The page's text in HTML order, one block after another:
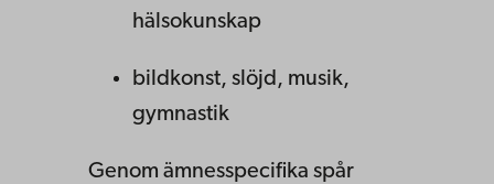
hälsokunskap
bildkonst, slöjd, musik,
gymnastik
Genom ämnesspecifika spår